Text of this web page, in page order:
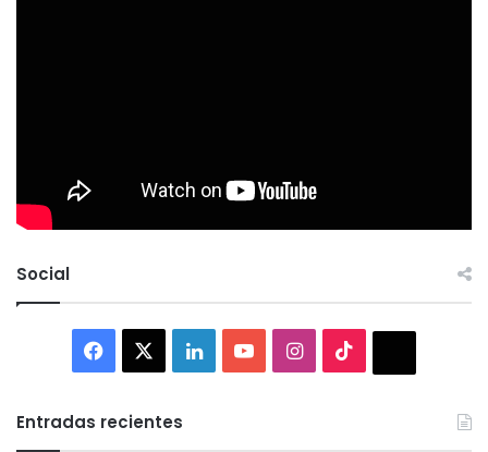
Social
Facebook LinkedInYouTubeInstagram
Entradas recientes